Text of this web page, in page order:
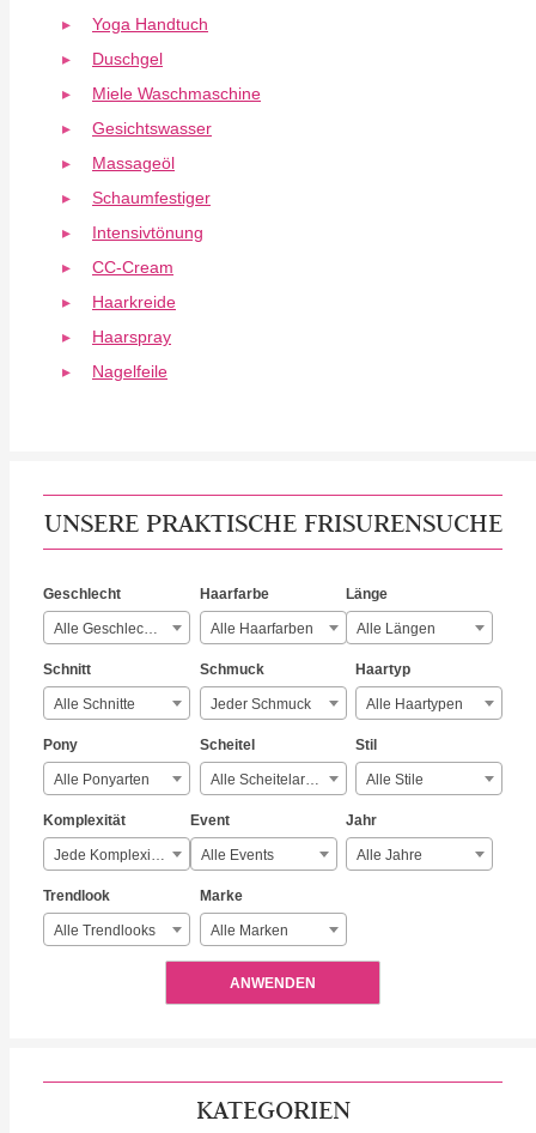
Yoga Handtuch
Duschgel
Miele Waschmaschine
Gesichtswasser
Massageöl
Schaumfestiger
Intensivtönung
CC-Cream
Haarkreide
Haarspray
Nagelfeile
UNSERE PRAKTISCHE FRISURENSUCHE
Geschlecht
Alle Geschlechter
Haarfarbe
Alle Haarfarben
Länge
Alle Längen
Schnitt
Alle Schnitte
Schmuck
Jeder Schmuck
Haartyp
Alle Haartypen
Pony
Alle Ponyarten
Scheitel
Alle Scheitelarten
Stil
Alle Stile
Komplexität
Jede Komplexität
Event
Alle Events
Jahr
Alle Jahre
Trendlook
Alle Trendlooks
Marke
Alle Marken
ANWENDEN
KATEGORIEN